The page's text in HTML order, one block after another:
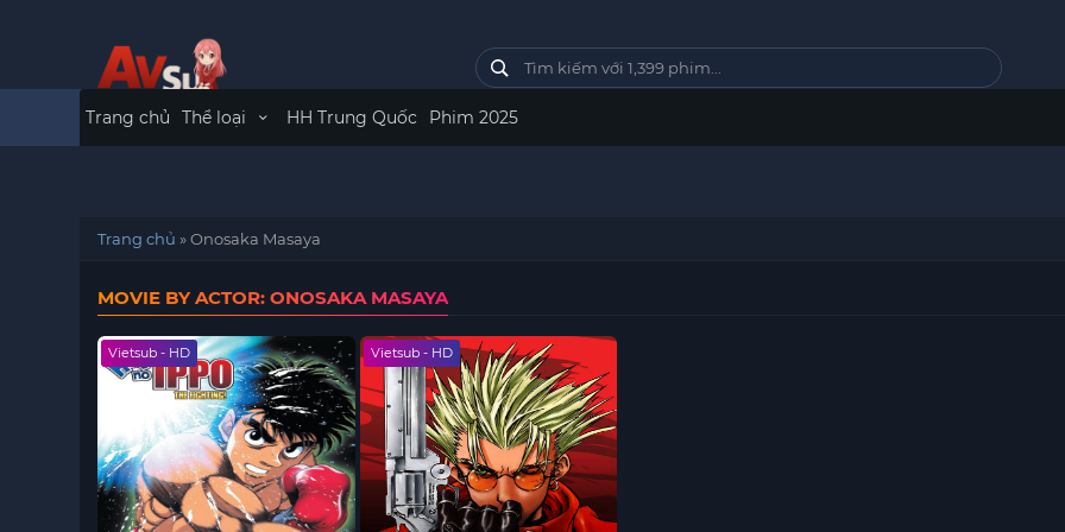
Trang chủ Thể loại HH Trung Quốc Phim 2025
Trang chủ »Onosaka Masaya
MOVIE BY ACTOR: ONOSAKA MASAYA
Vietsub - HD Vietsub - HD